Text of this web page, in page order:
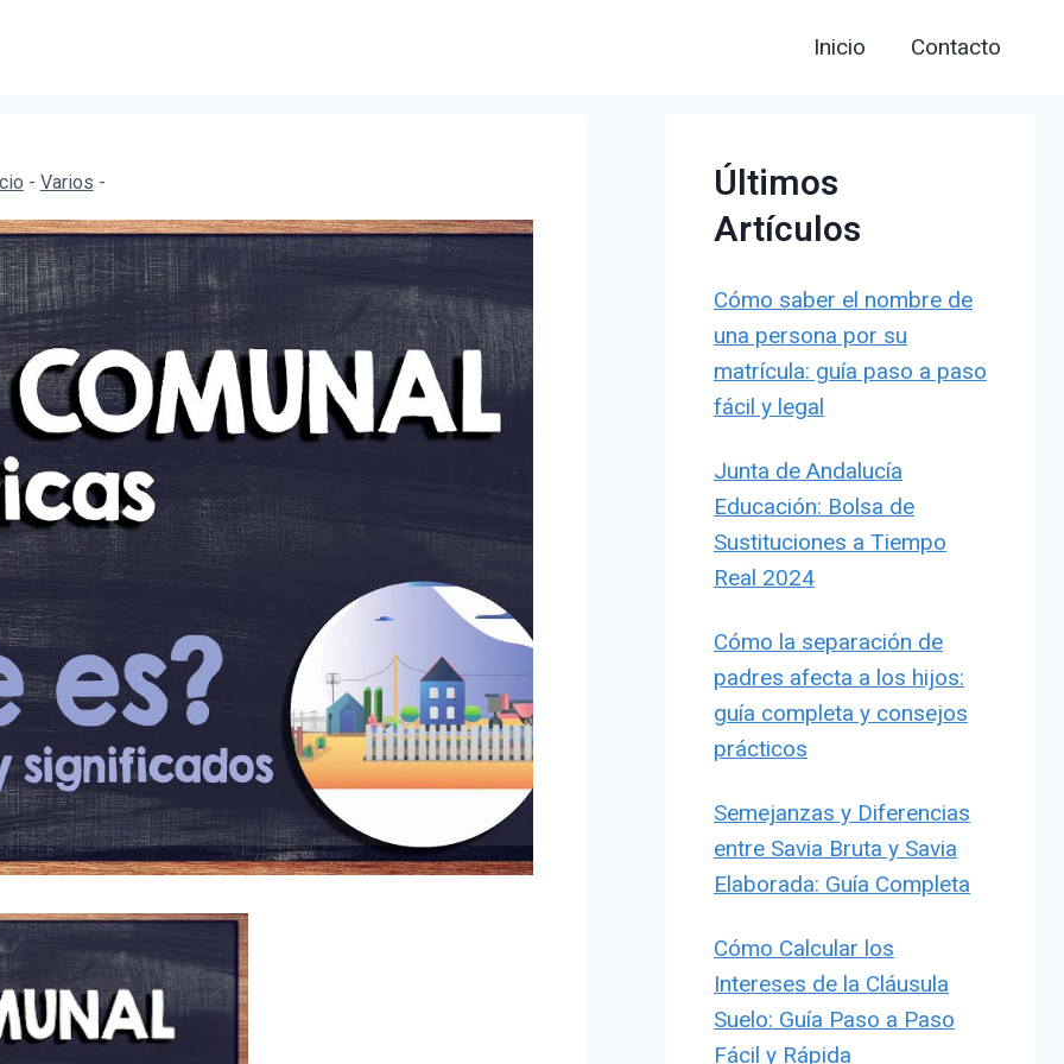
Inicio Contacto
- Varios -
Últimos
Artículos
Cómo saber el nombre de
una persona por su
matrícula: guía paso a paso
fácil y legal
Junta de Andalucía
Educación: Bolsa de
Sustituciones a Tiempo
Real 2024
Cómo la separación de
padres afecta a los hijos:
guía completa y consejos
prácticos
Semejanzas y Diferencias
entre Savia Bruta y Savia
Elaborada: Guía Completa
Cómo Calcular los
Intereses de la Cláusula
Suelo: Guía Paso a Paso
Fácil y Rápida